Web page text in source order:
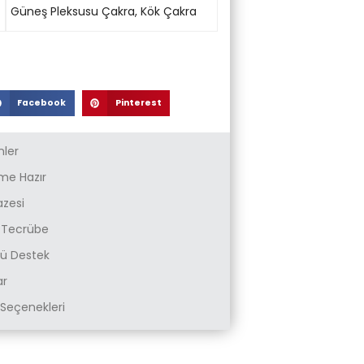
Güneş Pleksusu Çakra, Kök Çakra
Facebook Pinterest
Hazır
Tecrübe
Destek